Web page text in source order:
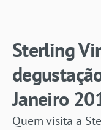
Sterling
Janeiro
Quem visita a